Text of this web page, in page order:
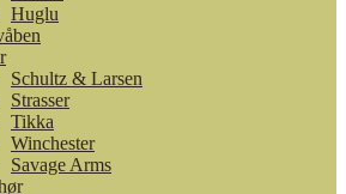
Huglu
Schultz & Larsen
Strasser
Tikka
Winchester
Savage Arms